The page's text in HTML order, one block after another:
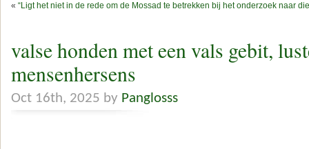
« “Ligt het niet in de rede om de Mossad te betrekken bij het onderzoek naar
valse honden met een vals gebit,
mensenhersens
Oct 16th, 2025 by Panglosss